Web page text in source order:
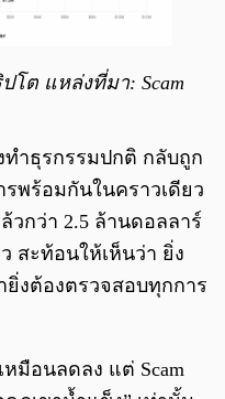
โต แหล่งที่มา: Scam
ทำธุรกรรมปกติ กลับถูก
พร้อมกันในคราวเดียว
วกว่า 2.5 ล้านดอลลาร์
สะท้อนให้เห็นว่า ยิ่ง
งต้องตรวจสอบทุกการ
มือนลดลง แต่ Scam